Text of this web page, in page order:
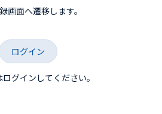
画面へ遷移します。
ログイン
グインしてください。